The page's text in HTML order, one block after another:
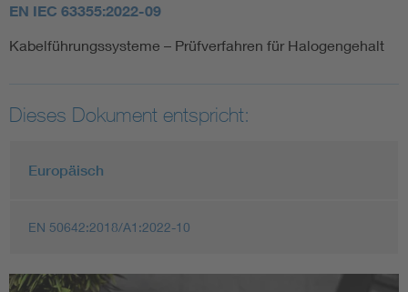
EN IEC 63355:2022-09
Kabelführungssysteme – Prüfverfahren für Halogengehalt
Dieses Dokument entspricht:
Europäisch
EN 50642:2018/A1:2022-10